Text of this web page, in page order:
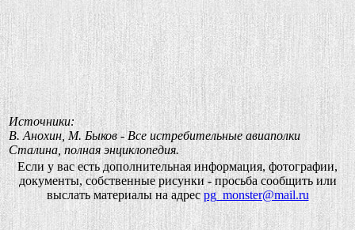
Источники:
В. Анохин, М. Быков - Все истребительные авиаполки
Сталина, полная энциклопедия.
Если у вас есть дополнительная информация, фотографии,
документы, собственные рисунки - просьба сообщить или
выслать материалы на адресpg_monster@mail.ru